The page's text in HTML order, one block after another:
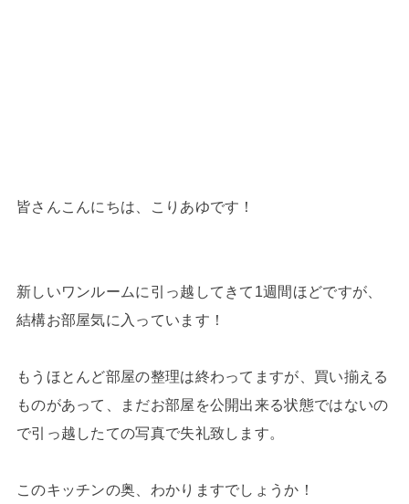
皆さんこんにちは、こりあゆです！
新しいワンルームに引っ越してきて1週間ほどですが、
結構お部屋気に入っています！
もうほとんど部屋の整理は終わってますが、買い揃える
ものがあって、まだお部屋を公開出来る状態ではないの
で引っ越したての写真で失礼致します。
このキッチンの奥、わかりますでしょうか！